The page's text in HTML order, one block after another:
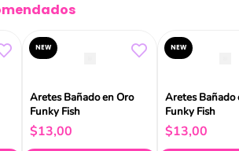
NEW
Aretes Bañado en Oro
Funky Fish
$13,00
NEW
Aretes Bañado
Funky Fish
$13,00